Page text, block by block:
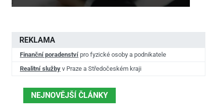
REKLAMA
Finanční poradenství pro fyzické osoby a podnikatele
Realitní služby v Praze a Středočeském kraji
NEJNOVĚJŠÍ ČLÁNKY